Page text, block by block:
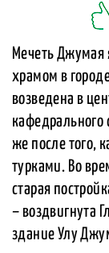
Мечеть Джумая
храмом в
возведена в
кафедрального
же после того,
турками. Во
старая
– воздвигнута
здание Улу